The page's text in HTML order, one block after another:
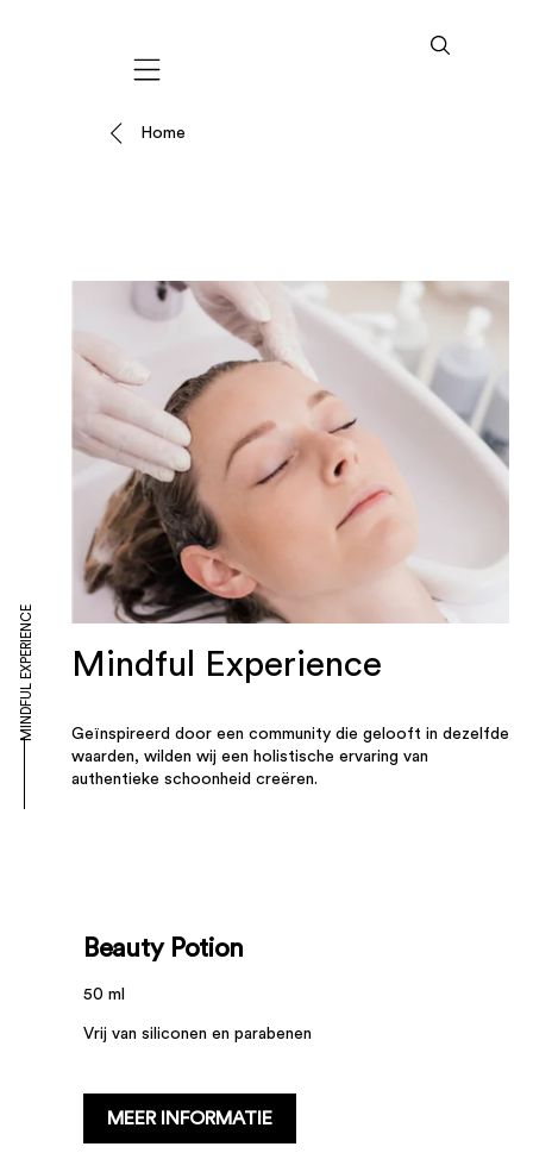
Mobile navigation
Home
Mindful Experience
Geïnspireerd door een community die gelooft in dezelfde
waarden, wilden wij een holistische ervaring van
authentieke schoonheid creëren.
MINDFUL EXPERIENCE
Beauty Potion
50 ml
Vrij van siliconen en parabenen
MEER INFORMATIE